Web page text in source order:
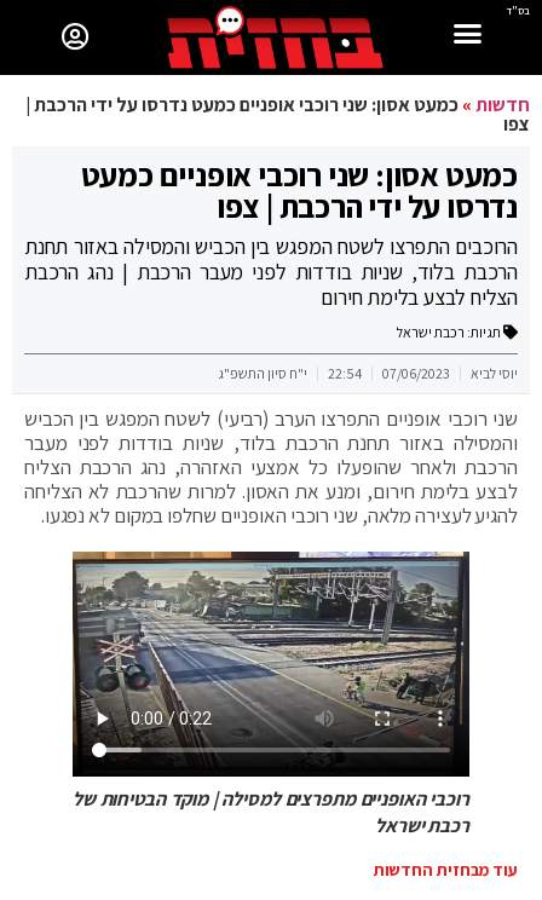
בס"ד
חדשות»כמעט אסון: שני רוכבי אופניים כמעט נדרסו על ידי הרכבת |
צפו
כמעט אסון: שני רוכבי אופניים כמעט
נדרסו על ידי הרכבת | צפו
הרוכבים התפרצו לשטח המפגש בין הכביש והמסילה באזור תחנת
הרכבת בלוד, שניות בודדות לפני מעבר הרכבת | נהג הרכבת
הצליח לבצע בלימת חירום
תגיות: רכבת ישראל
יוסי לביא 07/06/2023
22:54 י"ח סיון התשפ"ג
שני רוכבי אופניים התפרצו הערב (רביעי) לשטח המפגש בין הכביש
והמסילה באזור תחנת הרכבת בלוד, שניות בודדות לפני מעבר
הרכבת ולאחר שהופעלו כל אמצעי האזהרה, נהג הרכבת הצליח
לבצע בלימת חירום, ומנע את האסון. למרות שהרכבת לא הצליחה
להגיע לעצירה מלאה, שני רוכבי האופניים שחלפו במקום לא נפגעו.
רוכבי האופניים מתפרצים למסילה | מוקד הבטיחות של
רכבת ישראל
עוד מבחזית החדשות